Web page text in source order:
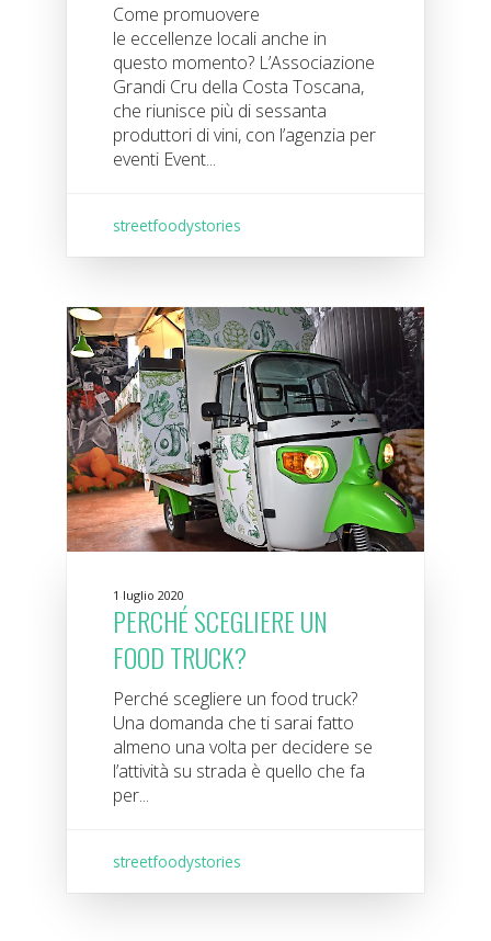
Come promuovere
le eccellenze locali anche in
questo momento? L’Associazione
Grandi Cru della Costa Toscana,
che riunisce più di sessanta
produttori di vini, con l’agenzia per
eventi Event...
streetfoodystories
1 luglio 2020
PERCHÉ SCEGLIERE UN
FOOD TRUCK?
Perché scegliere un food truck?
Una domanda che ti sarai fatto
almeno una volta per decidere se
l’attività su strada è quello che fa
per...
streetfoodystories